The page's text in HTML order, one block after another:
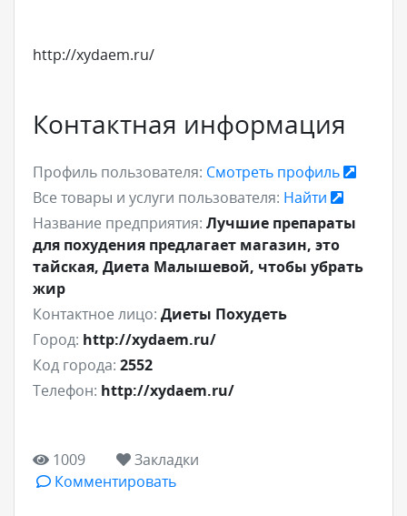
http://xydaem.ru/
Контактная информация
Профиль пользователя: Смотреть профиль
Все товары и услуги пользователя: Найти
Название предприятия: Лучшие препараты
для похудения предлагает магазин, это
тайская, Диета Малышевой, чтобы убрать
жир
Контактное лицо: Диеты Похудеть
Город: http://xydaem.ru/
Код города: 2552
Телефон: http://xydaem.ru/
1009
Закладки
Комментировать